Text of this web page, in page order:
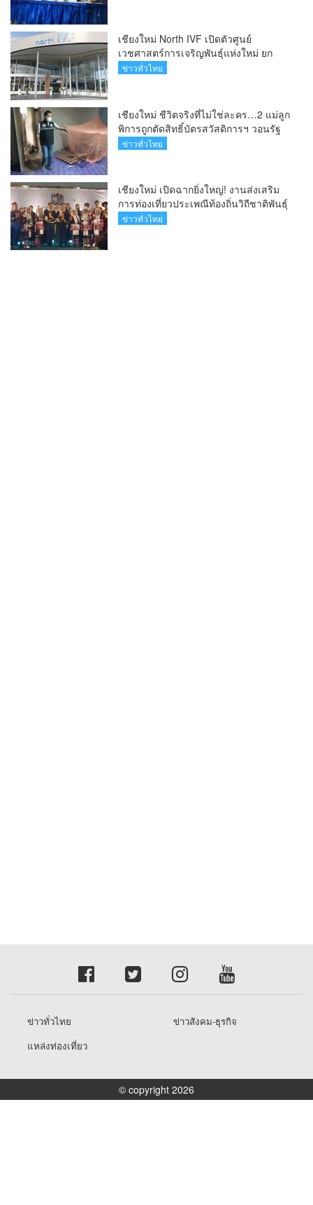
เชียงใหม่ North IVF เปิดตัวศูนย์
เวชศาสตร์การเจริญพันธุ์แห่งใหม่ ยก
ระดับเชียงใหม่สู่ ศูนย์กลางการรักษาผู้มี
ข่าวทั่วไทย
เชียงใหม่ ชีวิตจริงที่ไม่ใช่ละคร…2 แม่ลูก
พิการถูกตัดสิทธิ์บัตรสวัสดิการฯ วอนรัฐ
ทบทวนเกณฑ์ช่วยคนจน(คลิป)
ข่าวทั่วไทย
เชียงใหม่ เปิดฉากยิ่งใหญ่! งานส่งเสริม
การท่องเที่ยวประเพณีท้องถิ่นวิถีชาติพันธุ์
ล้านนา(คลิป)
ข่าวทั่วไทย
ข่าวทั่วไทย
ข่าวสังคม-ธุรกิจ
แหล่งท่องเที่ยว
© copyright 2026